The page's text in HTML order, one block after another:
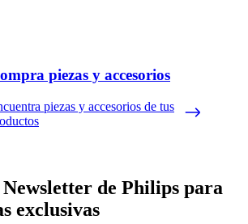
piezas y accesorios
piezas y accesorios de tus
de Philips para
exclusivas